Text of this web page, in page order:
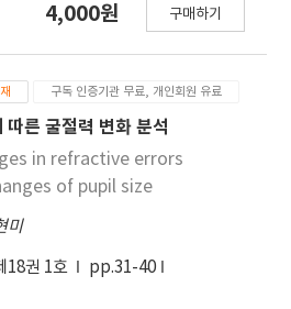
시력, 대비감도, 고위수차, 조절
하며, 저대비 시력이 향상되 었다.
으로 동공크기, 시력, 조절력 및
능에 영향을 주는 것으로 생각된
측정하였다. 특히 동공 크기 확장
는 전체 데이터 중 상위 3시그마
어지는 범위로 설정하였다. 실
농구 경기 중 한 상황으로 설정하
의 데이터 중 유효율 90 %가 넘는
하지 않아 사용할 수 없는 데이
데이터를 사용하였다. 동공의 크
공의 너비(Pupil Width)와 높이
4,000원 구매하기
구독 인증기관 무료, 개인회원 유료
따른 굴절력 변화 분석
in refractive errors
of pupil size
미
18권 1호
pp.31-40